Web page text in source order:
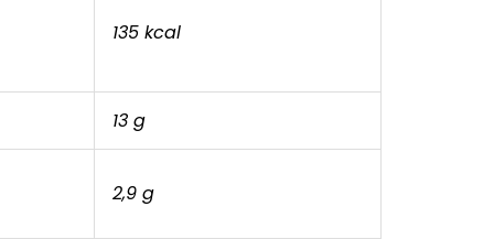
135 kcal
13 g
2,9 g